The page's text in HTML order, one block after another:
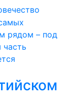
рядом – под
часть